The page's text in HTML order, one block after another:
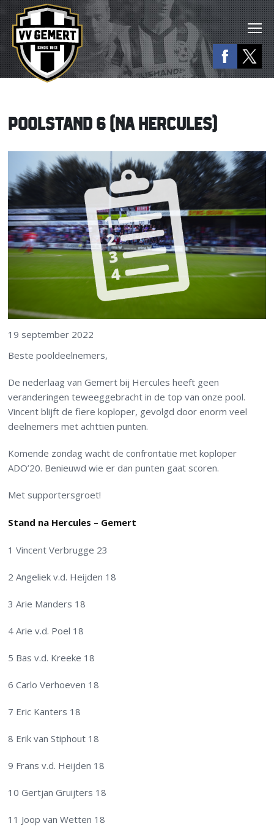
POOLSTAND 6 (NA HERCULES)
19 september 2022
Beste pooldeelnemers,
De nederlaag van Gemert bij Hercules heeft geen
veranderingen teweeggebracht in de top van onze pool.
Vincent blijft de fiere koploper, gevolgd door enorm veel
deelnemers met achttien punten.
Komende zondag wacht de confrontatie met koploper
ADO’20. Benieuwd wie er dan punten gaat scoren.
Met supportersgroet!
Stand na Hercules – Gemert
1 Vincent Verbrugge 23
2 Angeliek v.d. Heijden 18
3 Arie Manders 18
4 Arie v.d. Poel 18
5 Bas v.d. Kreeke 18
6 Carlo Verhoeven 18
7 Eric Kanters 18
8 Erik van Stiphout 18
9 Frans v.d. Heijden 18
10 Gertjan Gruijters 18
11 Joop van Wetten 18